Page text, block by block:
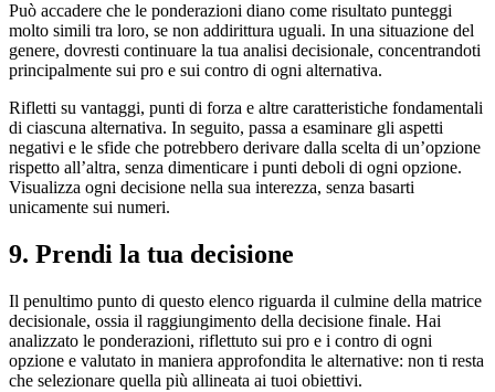
Può accadere che le ponderazioni diano come risultato punteggi
molto simili tra loro, se non addirittura uguali. In una situazione del
genere, dovresti continuare la tua analisi decisionale, concentrandoti
principalmente sui pro e sui contro di ogni alternativa.
Rifletti su vantaggi, punti di forza e altre caratteristiche fondamentali
di ciascuna alternativa. In seguito, passa a esaminare gli aspetti
negativi e le sfide che potrebbero derivare dalla scelta di un’opzione
rispetto all’altra, senza dimenticare i punti deboli di ogni opzione.
Visualizza ogni decisione nella sua interezza, senza basarti
unicamente sui numeri.
9. Prendi la tua decisione
Il penultimo punto di questo elenco riguarda il culmine della matrice
decisionale, ossia il raggiungimento della decisione finale. Hai
analizzato le ponderazioni, riflettuto sui pro e i contro di ogni
opzione e valutato in maniera approfondita le alternative: non ti resta
che selezionare quella più allineata ai tuoi obiettivi.